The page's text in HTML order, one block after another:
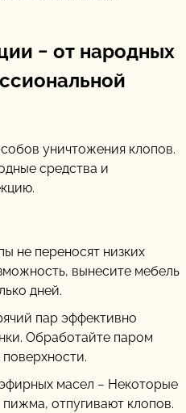
− от народных
уничтожения клопов.
средства и
не переносят низких
вынесите мебель
дней.
пар эффективно
Обработайте паром
масел − Некоторые
отпугивают клопов.